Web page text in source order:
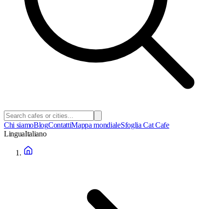
Chi siamoBlogContattiMappa mondialeSfoglia Cat Cafe
LinguaItaliano